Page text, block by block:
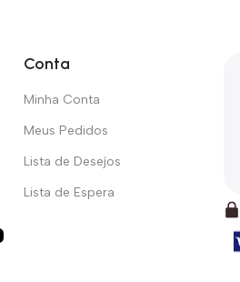
Conta
Minha Conta
Meus Pedidos
Lista de Desejos
Lista de Espera